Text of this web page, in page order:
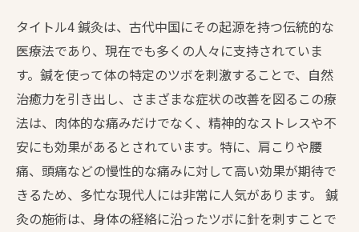
タイトル4 鍼灸は、古代中国にその起源を持つ伝統的な
医療法であり、現在でも多くの人々に支持されていま
す。鍼を使って体の特定のツボを刺激することで、自然
治癒力を引き出し、さまざまな症状の改善を図るこの療
法は、肉体的な痛みだけでなく、精神的なストレスや不
安にも効果があるとされています。特に、肩こりや腰
痛、頭痛などの慢性的な痛みに対して高い効果が期待で
きるため、多忙な現代人には非常に人気があります。 鍼
灸の施術は、身体の経絡に沿ったツボに針を刺すことで